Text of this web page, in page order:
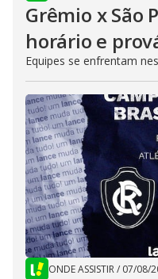
Grêmio x São
horário e
Equipes se enfrentam
ONDE ASSISTIR/ 07/08/